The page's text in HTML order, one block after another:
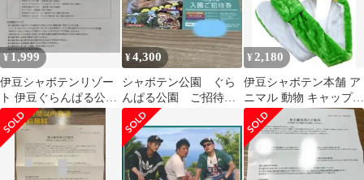
¥1,999
伊豆シャボテンリゾー
ト 伊豆ぐらんぱる公
園、アニタッチ招待券
＋ホテル割引券
¥4,300
シャボテン公園 ぐら
んぱる公園 ご招待券
3公園共通
¥ 2,180
伊豆シャボテン本舗 ア
ニマル 動物 キャップ
マフラー 帽子 手袋 ミ
トン フード 耳付き 防
寒 カエル( カエル)